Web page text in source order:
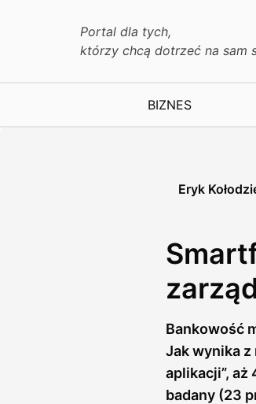
Portal dla tych,
którzy chcą dotrzeć na sam
BIZNES
Eryk
Bankowość
Jak wynika z
aplikacji”,
badany (23